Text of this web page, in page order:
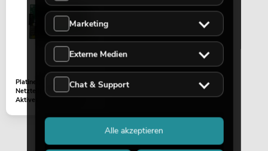
Platine (Verstärker und
Netzteil) ROD-1043
Aktives Säulensystem
Marketing
Externe Medien
Chat & Support
Alle akzeptieren